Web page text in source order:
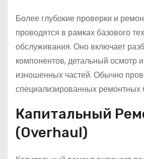
Более глубокие проверки и
проводятся в рамках базового
обслуживания. Оно включает
компонентов, детальный осмотр
изношенных частей. Обычно
специализированных ремонтных
Капитальный
(Overhaul)